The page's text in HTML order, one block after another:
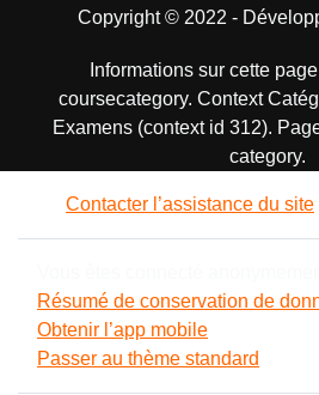
Copyright © 2022 -
Informations sur cette
coursecategory. Context
Examens (context id 312).
category.
Contacter l’assistance du site
Résumé de conservation de
Obtenir l’app mobile
Passer au thème standard